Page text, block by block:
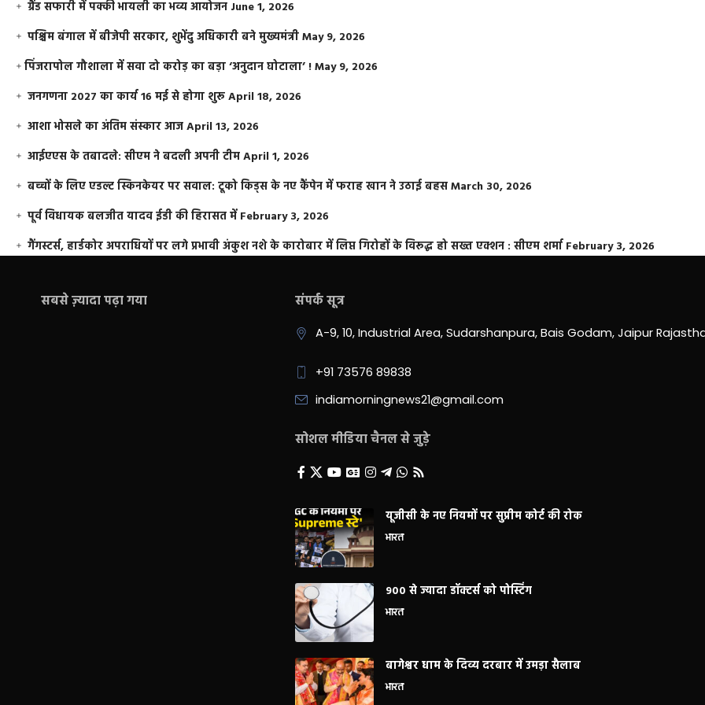
ग्रैंड सफारी में पक्की भायली का भव्य आयोजन June 1, 2026
पश्चिम बंगाल में बीजेपी सरकार, शुभेंदु अधिकारी बने मुख्यमंत्रीMay 9, 2026
​पिंजरापोल गौशाला में सवा दो करोड़ का बड़ा ‘अनुदान घोटाला’ !May 9, 2026
जनगणना 2027 का कार्य 16 मई से होगा शुरूApril 18, 2026
आशा भोसले का अंतिम संस्कार आजApril 13, 2026
आईएएस के तबादले: सीएम ने बदली अपनी टीमApril 1, 2026
बच्चों के लिए एडल्ट स्किनकेयर पर सवाल: टूको किड्स के नए कैंपेन में फराह खान ने उठाई बहसMarch 30, 2026
पूर्व विधायक बलजीत यादव ईडी की हिरासत में February 3, 2026
गैंगस्टर्स, हार्डकोर अपराधियों पर लगे प्रभावी अंकुश नशे के कारोबार में लिप्त गिरोहों के विरूद्ध हो सख्त एक्शन : सीएम शर्मा February 3, 2026
सबसे ज़्यादा पढ़ा गया संपर्क सूत्र
A-9, 10, Industrial Area, Sudarshanpura, Bais Godam, Jaipur
+91 73576 89838
indiamorningnews21@gmail.com
सोशल मीडिया चैनल से जुड़े
यूजीसी के नए नियमों पर सुप्रीम कोर्ट की रोक
भारत
900 से ज्यादा डॉक्टर्स को पोस्टिंग
भारत
बागेश्वर धाम के दिव्य दरबार में उमड़ा सैलाब
भारत